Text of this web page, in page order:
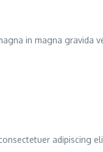
in magna
adipiscing